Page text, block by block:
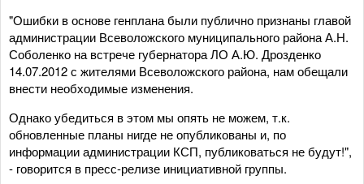
"Ошибки в основе генплана были публично признаны главой
администрации Всеволожского муниципального района А.Н.
Соболенко на встрече губернатора ЛО А.Ю. Дрозденко
14.07.2012 с жителями Всеволожского района, нам обещали
внести необходимые изменения.
Однако убедиться в этом мы опять не можем, т.к.
обновленные планы нигде не опубликованы и, по
информации администрации КСП, публиковаться не будут!",
- говорится в пресс-релизе инициативной группы.